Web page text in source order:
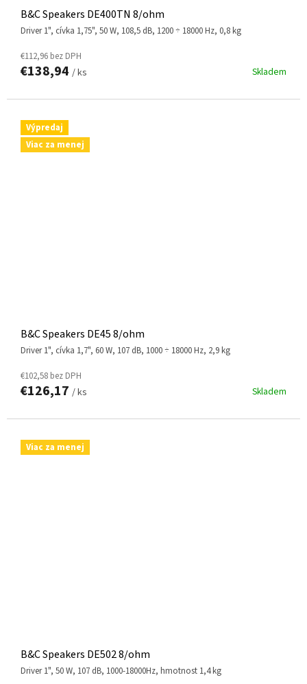
B&C Speakers DE400TN 8/ohm
driver 1", cívka 1,75", 50 W, 108,5 dB, 1200 ÷ 18000 Hz, 0,8 kg
Skladem
€112,96 bez DPH
€138,94 / ks
Výpredaj
Viac za menej
B&C Speakers DE45 8/ohm
driver 1", cívka 1,7", 60 W, 107 dB, 1000 ÷ 18000 Hz, 2,9 kg
Skladem
€102,58 bez DPH
€126,17 / ks
Viac za menej
B&C Speakers DE502 8/ohm
driver 1", 50 W, 107 dB, 1000-18000Hz, hmotnost 1,4 kg